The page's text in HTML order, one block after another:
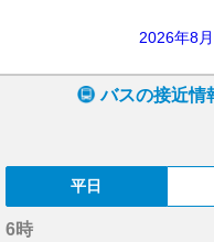
2026年8
バスの接近情
平日
6時